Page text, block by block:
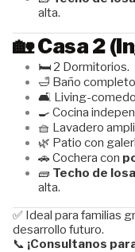
alta.
🏡Casa 2
🛏️ 2 Dormitorios.
🛁 Baño
🛋️ Living-
🍳 Cocina
🧺 Lavadero
🌿 Patio con
🚗 Cochera con
🧱 Techo de losa
alta.
✅ Ideal para familias
desarrollo futuro.
📞 ¡Consultanos